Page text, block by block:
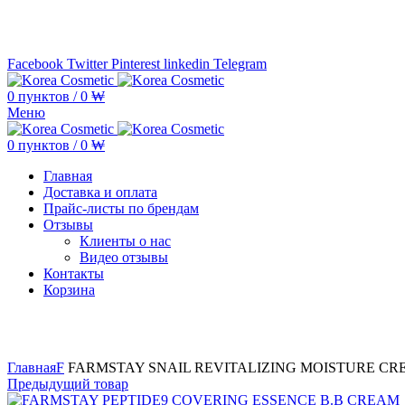
Facebook Twitter Pinterest linkedin Telegram
0 пунктов / 0 ₩
Меню
0 пунктов / 0 ₩
Главная
Доставка и оплата
Прайс-листы по брендам
Отзывы
Клиенты о нас
Видео отзывы
Контакты
Корзина
ГлавнаяF FARMSTAY SNAIL REVITALIZING MOISTURE
Предыдущий товар